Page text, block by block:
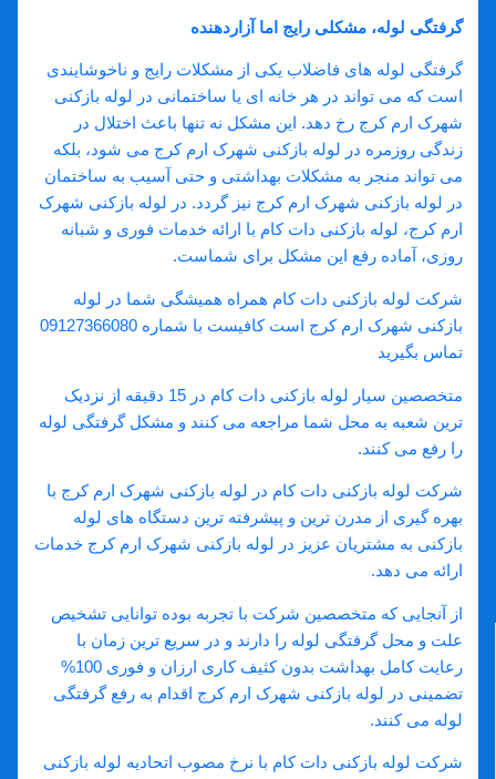
گرفتگی لوله، مشکلی رایج اما آزاردهنده
گرفتگی لوله‌ های فاضلاب یکی از مشکلات رایج و ناخوشایندی
است که می ‌تواند در هر خانه‌ ای یا ساختمانی در لوله بازکنی
شهرک ارم کرج رخ دهد. این مشکل نه تنها باعث اختلال در
زندگی روزمره در لوله بازکنی شهرک ارم کرج می‌ شود، بلکه
می‌ تواند منجر به مشکلات بهداشتی و حتی آسیب به ساختمان
در لوله بازکنی شهرک ارم کرج نیز گردد. در لوله بازکنی شهرک
ارم کرج، لوله بازکنی دات کام با ارائه خدمات فوری و شبانه
‌روزی، آماده رفع این مشکل برای شماست.
شرکت لوله بازکنی دات کام همراه همیشگی شما در لوله
بازکنی شهرک ارم کرج است کافیست با شماره 09127366080
تماس بگیرید
متخصصین سیار لوله بازکنی دات کام در 15 دقیقه از نزدیک
ترین شعبه به محل شما مراجعه می کنند و مشکل گرفتگی لوله
را رفع می کنند.
شرکت لوله بازکنی دات کام در لوله بازکنی شهرک ارم کرج با
بهره گیری از مدرن ترین و پیشرفته ترین دستگاه های لوله
بازکنی به مشتریان عزیز در لوله بازکنی شهرک ارم کرج خدمات
ارائه می دهد.
از آنجایی که متخصصین شرکت با تجربه بوده توانایی تشخیص
علت و محل گرفتگی لوله را دارند و در سریع ترین زمان با
رعایت کامل بهداشت بدون کثیف کاری ارزان و فوری 100%
تضمینی در لوله بازکنی شهرک ارم کرج اقدام به رفع گرفتگی
لوله می کنند.
شرکت لوله بازکنی دات کام با نرخ مصوب اتحادیه لوله بازکنی